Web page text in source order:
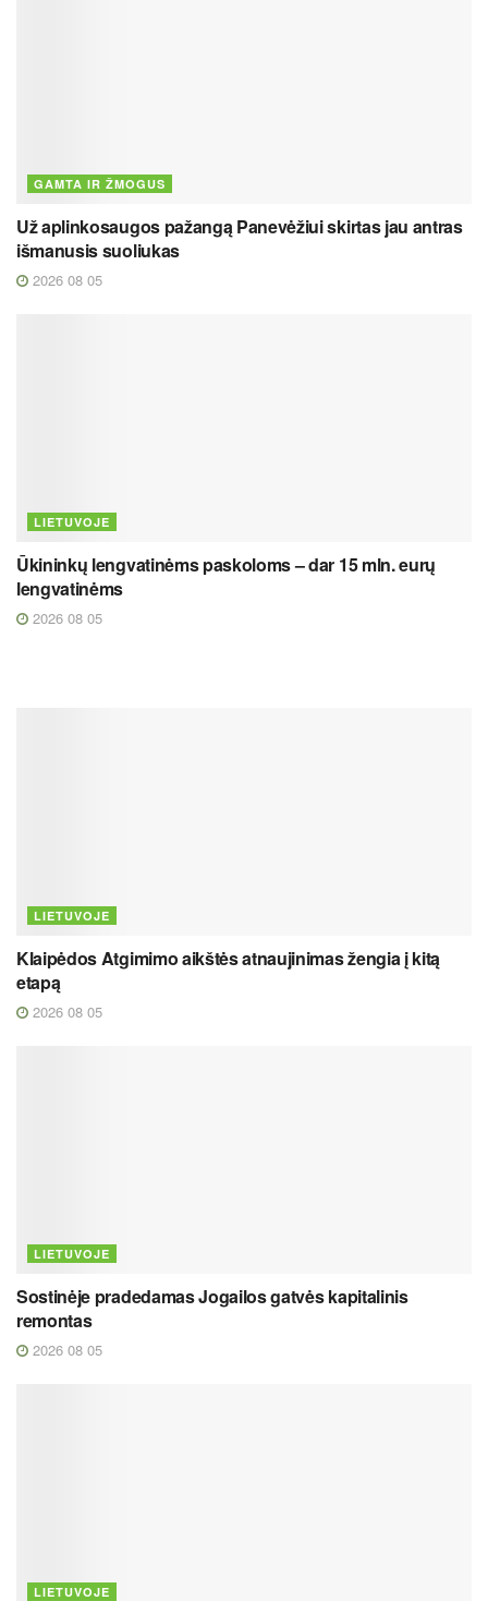
GAMTA IR ŽMOGUS
Už aplinkosaugos pažangą Panevėžiui skirtas jau antras
išmanusis suoliukas
2026 08 05
LIETUVOJE
Ūkininkų lengvatinėms paskoloms – dar 15 mln. eurų
lengvatinėms
2026 08 05
LIETUVOJE
Klaipėdos Atgimimo aikštės atnaujinimas žengia į kitą
etapą
2026 08 05
LIETUVOJE
Sostinėje pradedamas Jogailos gatvės kapitalinis
remontas
2026 08 05
LIETUVOJE